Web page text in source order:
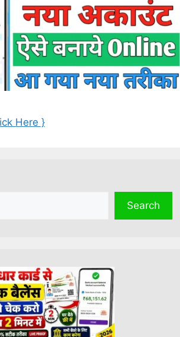
Here }
Search